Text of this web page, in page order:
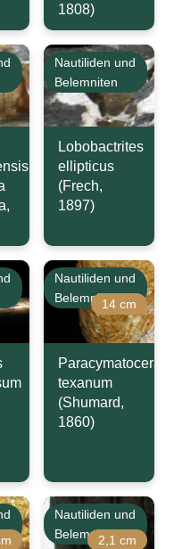
1808)
Nautiliden und
Belemniten
Lobobactrites
ellipticus
(Frech,
1897)
Nautiliden und
Belemniten14 cm
Paracymatoceras
texanum
(Shumard,
1860)
Nautiliden und
Belemniten2,1 cm